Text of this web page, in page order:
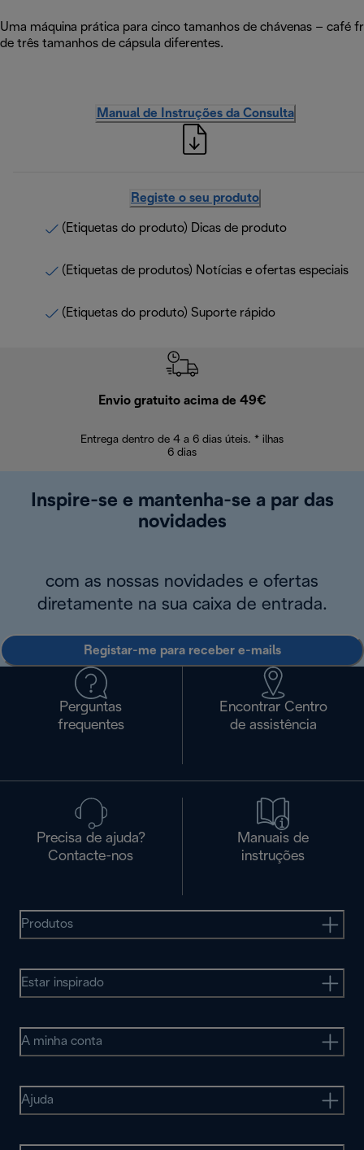
Uma máquina prática para cinco tamanhos de chávenas – café
de três tamanhos de cápsula diferentes.
Manual de Instruções da Consulta
Registe o seu produto
(Etiquetas do produto) Dicas de produto
(Etiquetas de produtos) Notícias e ofertas especiais
(Etiquetas do produto) Suporte rápido
Envio gratuito acima de 49€
Entrega dentro de 4 a 6 dias úteis. * ilhas
6 dias
Inspire-se e mantenha-se a par das
novidades
com as nossas novidades e ofertas
diretamente na sua caixa de entrada.
Registar-me para receber e-mails
Perguntas
frequentes
Encontrar Centro
de assistência
Precisa de ajuda?
Contacte-nos
Manuais de
instruções
Produtos
Estar inspirado
A minha conta
Ajuda